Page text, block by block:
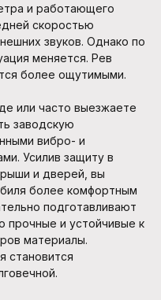
и работающего
скоростью
звуков. Однако по
меняется. Рев
более ощутимыми.
или часто выезжаете
заводскую
вибро- и
Усилив защиту в
и дверей, вы
более комфортным
подготавливают
прочные и устойчивые к
материалы.
становится